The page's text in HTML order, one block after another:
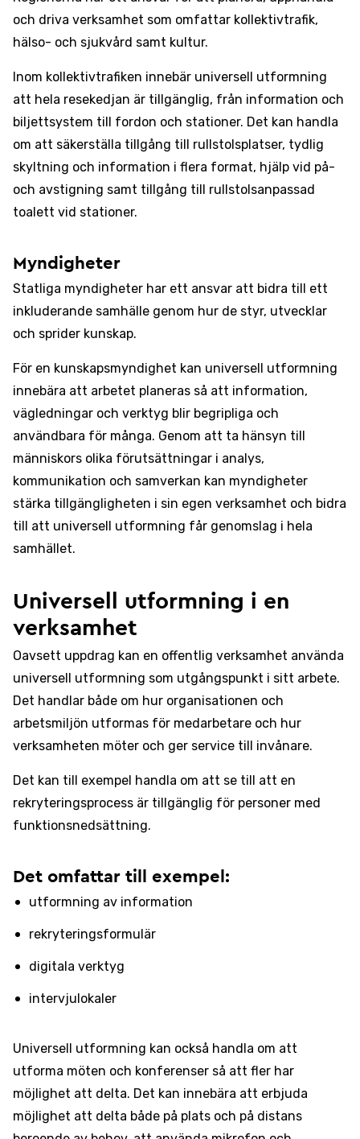
och driva verksamhet som omfattar kollektivtrafik,
hälso- och sjukvård samt kultur.
Inom kollektivtrafiken innebär universell utformning
att hela resekedjan är tillgänglig, från information och
biljettsystem till fordon och stationer. Det kan handla
om att säkerställa tillgång till rullstolsplatser, tydlig
skyltning och information i flera format, hjälp vid på-
och avstigning samt tillgång till rullstolsanpassad
toalett vid stationer.
Myndigheter
Statliga myndigheter har ett ansvar att bidra till ett
inkluderande samhälle genom hur de styr, utvecklar
och sprider kunskap.
För en kunskapsmyndighet kan universell utformning
innebära att arbetet planeras så att information,
vägledningar och verktyg blir begripliga och
användbara för många. Genom att ta hänsyn till
människors olika förutsättningar i analys,
kommunikation och samverkan kan myndigheter
stärka tillgängligheten i sin egen verksamhet och bidra
till att universell utformning får genomslag i hela
samhället.
Universell utformning i en
verksamhet
Oavsett uppdrag kan en offentlig verksamhet använda
universell utformning som utgångspunkt i sitt arbete.
Det handlar både om hur organisationen och
arbetsmiljön utformas för medarbetare och hur
verksamheten möter och ger service till invånare.
Det kan till exempel handla om att se till att en
rekryteringsprocess är tillgänglig för personer med
funktionsnedsättning.
Det omfattar till exempel:
utformning av information
rekryteringsformulär
digitala verktyg
intervjulokaler
Universell utformning kan också handla om att
utforma möten och konferenser så att fler har
möjlighet att delta. Det kan innebära att erbjuda
möjlighet att delta både på plats och på distans